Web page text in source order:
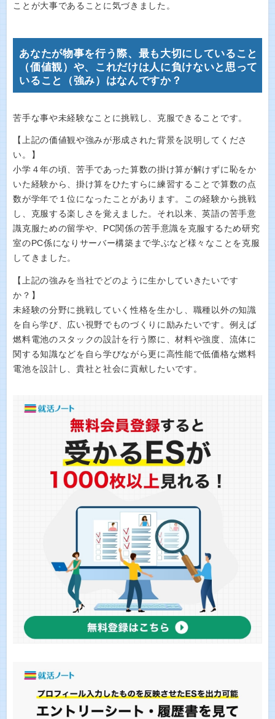
ことが大事であることに気づきました。
あなたが物事を行う際、最も大切にしていること
（価値観）や、これだけは人に負けないと思って
いること（強み）はなんですか？
苦手な事や未経験なことに挑戦し、克服できることです。
【上記の価値観や強みが形成された背景を説明してくださ
い。】
小学４年の頃、苦手であった算数の掛け算が解けずに恥をか
いた経験から、掛け算をひたすらに練習することで算数の点
数が学年で１位になったことがあります。この経験から挑戦
し、克服する楽しさを覚えました。それ以来、英語の苦手意
識克服ための留学や、PC関係の苦手意識を克服するため研究
室のPC係になりサーバー構築まで学ぶなど様々なことを克服
してきました。
【上記の強みを当社でどのように生かしていきたいです
か？】
未経験の分野に挑戦していく性格を生かし、職種以外の知識
を自ら学び、広い視野でものづくりに励みたいです。例えば
燃料電池のスタックの設計を行う際に、材料や強度、流体に
関する知識などを自ら学びながら更に高性能で低価格な燃料
電池を設計し、貴社と社会に貢献したいです。